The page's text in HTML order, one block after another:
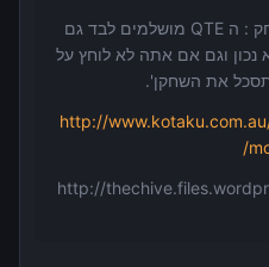
עכשיו מגיע עוד פרט על המשחק : ה QTE מושלמים לבד גם
וגם אם אתה לא לוחץ על
את השחקן'.
http://
http://